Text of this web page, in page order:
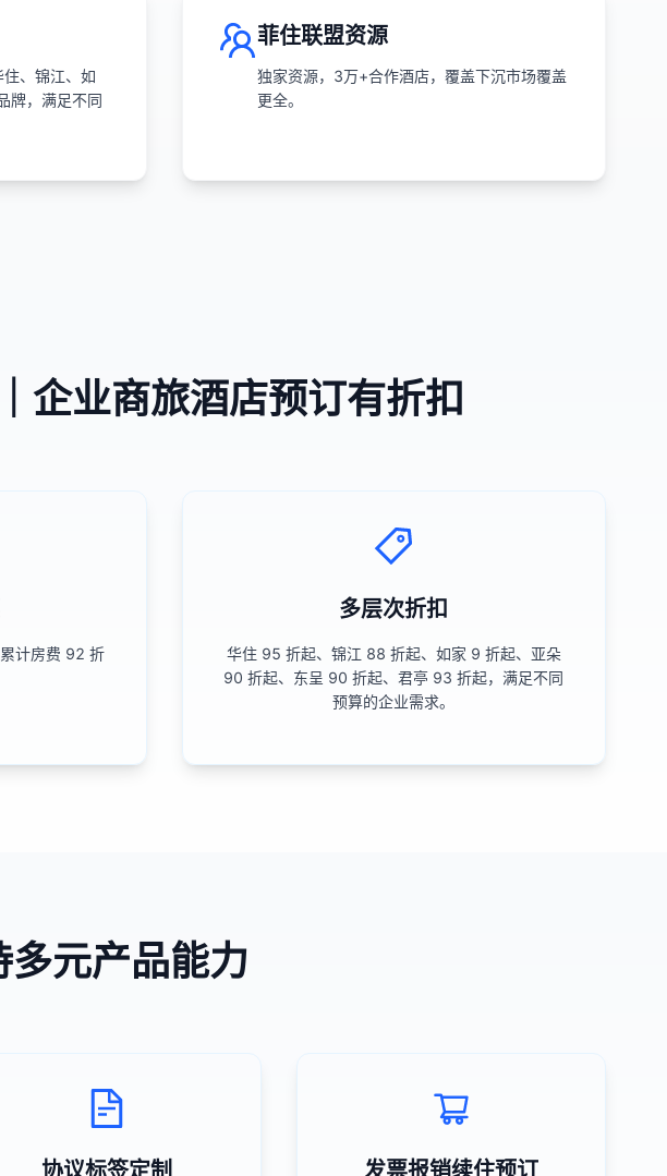
、锦江、如
牌，满足不同
菲住联盟资源
独家资源，3万+合作酒店，覆盖下沉市场覆盖
更全。
企业商旅酒店预订有折扣
计房费 92 折
多层次折扣
华住 95 折起、锦江 88 折起、如家 9 折起、亚朵
90 折起、东呈 90 折起、君亭 93 折起，满足不同
预算的企业需求。
多元产品能力